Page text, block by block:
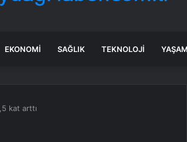
EKONOMI SAĞLIK TEKNOLOJI YAŞAM
kat arttı